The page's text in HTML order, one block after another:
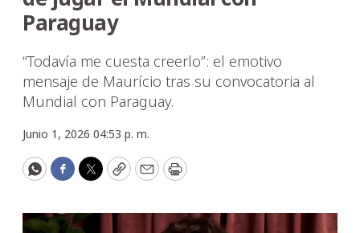
Paraguay
“Todavía me cuesta creerlo”: el emotivo
mensaje de Maurício tras su convocatoria al
Mundial con Paraguay.
Junio 1, 2026 04:53 p. m.
WhatsApp
Facebook
Twitter
CopyEmailPrint